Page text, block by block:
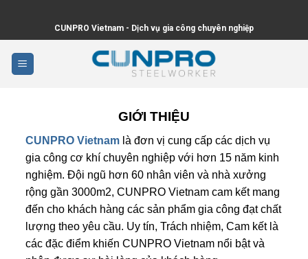
content
CUNPRO Vietnam - Dịch vụ gia công chuyên nghiệp
GIỚI THIỆU
CUNPRO Vietnam là đơn vị cung cấp các dịch vụ
gia công cơ khí chuyên nghiệp với hơn 15 năm kinh
nghiệm. Đội ngũ hơn 60 nhân viên và nhà xưởng
rộng gần 3000m2, CUNPRO Vietnam cam kết mang
đến cho khách hàng các sản phẩm gia công đạt chất
lượng theo yêu cầu. Uy tín, Trách nhiệm, Cam kết là
các đặc điểm khiến CUNPRO Vietnam nổi bật và